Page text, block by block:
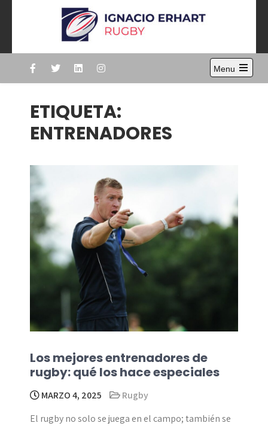
Ignacio Erhart
Rugby
Menu
Open
ETIQUETA:
ENTRENADORES
Los mejores entrenadores de
rugby: qué los hace especiales
MARZO 4, 2025
Rugby
El rugby no solo se juega en el campo; también se